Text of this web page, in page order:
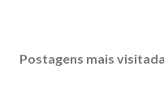
Postagens mais